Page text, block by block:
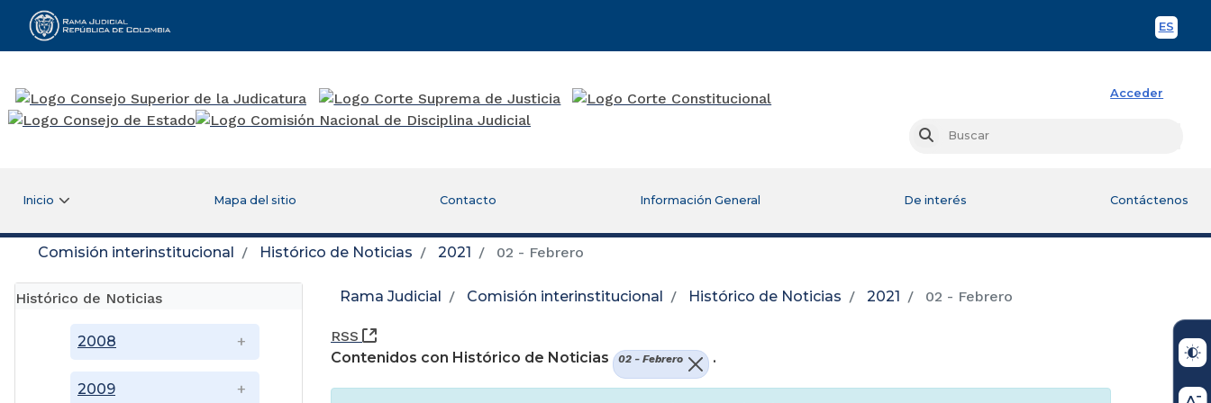
ES
Rama Judicial
Acceder
Buscar
Inicio Mapa del sitio Contacto Información General De interés Contáctenos
Comisión interinstitucional Histórico de Noticias 2021 02 - Febrero
Histórico de Noticias
2008
2009
Rama Judicial Comisión interinstitucional Histórico de Noticias 2021 02 - Febrero
RSS
(Abre una nueva ventana)
Contenidos con Histórico de Noticias
02 - Febrero .